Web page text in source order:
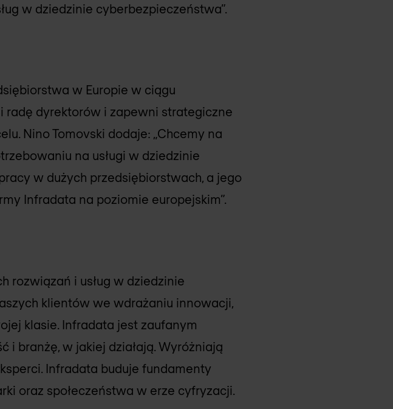
w dziedzinie cyberbezpieczeństwa”.
w Europie w ciągu
radę dyrektorów i zapewni strategiczne
Nino Tomovski dodaje: „Chcemy na
na usługi w dziedzinie
w dużych przedsiębiorstwach, a jego
Infradata na poziomie europejskim”.
rozwiązań i usług w dziedzinie
klientów we wdrażaniu innowacji,
klasie. Infradata jest zaufanym
i branżę, w jakiej działają. Wyróżniają
Infradata buduje fundamenty
oraz społeczeństwa w erze cyfryzacji.